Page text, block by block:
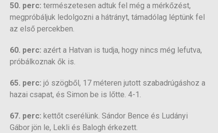
50. perc: természetesen adtuk fel még a mérkőzést,
megpróbáljuk ledolgozni a hátrányt, támadólag léptünk fel
az első percekben.
60. perc: azért a Hatvan is tudja, hogy nincs még lefutva,
próbálkoznak ők is.
65. perc: jó szögből, 17 méteren jutott szabadrúgáshoz a
hazai csapat, és Simon be is lőtte. 4-1.
67. perc: kettőt cserélünk. Sándor Bence és Ludányi
Gábor jön le, Lekli és Balogh érkezett.